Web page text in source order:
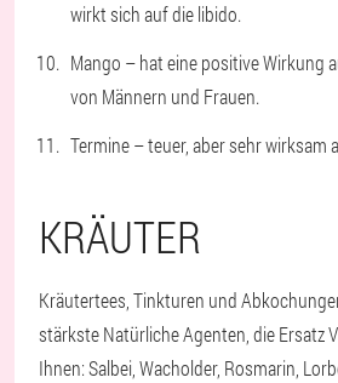
wirkt sich auf die libido.
Mango – hat eine positive Wirkung
von Männern und Frauen.
Termine– teuer, aber sehr wirksam
KRÄUTER
Kräutertees, Tinkturen und
stärkste Natürliche Agenten, die Ersatz
Ihnen: Salbei, Wacholder, Rosmarin,